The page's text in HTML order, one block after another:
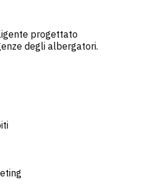
progettato
degli albergatori.